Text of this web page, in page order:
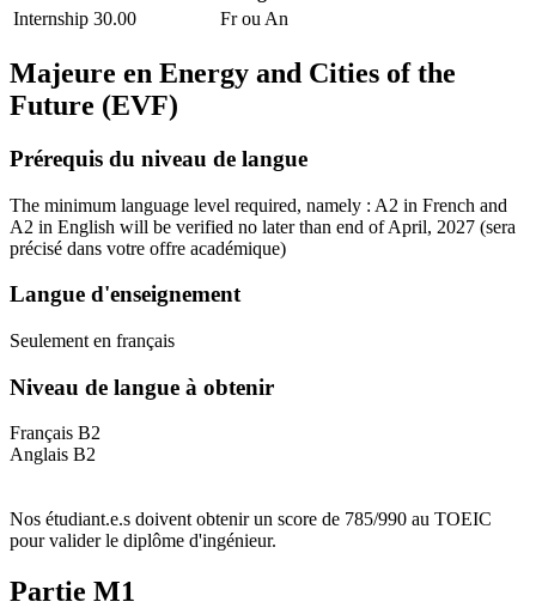
Internship 30.00 Fr ou An
Majeure en Energy and Cities of the
Future (EVF)
Prérequis du niveau de langue
The minimum language level required, namely : A2 in French and
A2 in English will be verified no later than end of April, 2027 (sera
précisé dans votre offre académique)
Langue d'enseignement
Seulement en français
Niveau de langue à obtenir
Français B2
Anglais B2
Nos étudiant.e.s doivent obtenir un score de 785/990 au TOEIC
pour valider le diplôme d'ingénieur.
Partie M1